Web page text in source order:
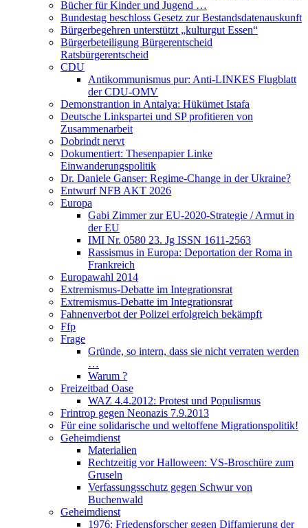
Bücher für Kinder und Jugend …
Bundestag beschloss Gesetz zur Bestandsdatenauskunft
Bürgerbegehren unterstützt „kulturgut Essen“
Bürgerbeteiligung Bürgerentscheid
Ratsbürgerentscheid
CDU
Antikommunismus pur: Anti-LINKES Flugblatt
der CDU-OMV
Demonstrantion in Antalya: Hükümet Istafa
Deutsche Linkspartei und SP profitieren von
Zusammenarbeit
Dobrindt nervt
Dokumentiert: Thesenpapier Linke
Einwanderungspolitik
Dr. Daniele Ganser: Regime-Change in der Ukraine?
Entwurf NFB AKT 2026
Europa
Gabi Zimmer zur EU-2020-Strategie / Armut in
der EU
IMI Nr. 0580 23. Jg ISSN 1611-2563
Rassismus in Europa: Deportation der Roma in
Frankreich
Europawahl 2014
Extremismus-Debatte im Integrationsrat
Extremismus-Debatte im Integrationsrat
Fahnenverbot der Polizei erfolgreich bekämpft
Ffp
Frage
Gründe, so intern, dass sie nicht verraten werden
…
Warum ?
Freizeitbad Oase
WAZ 4.4.2012: Protest und Populismus
Frintrop gegen Neonazis 7.9.2013
Für eine solidarische und weltoffene Migrationspolitik!
Geheimdienst
Materialien
Rechtzeitig vor Halloween: VS-Broschüre zum
Gruseln
Verfassungsschutz gegen Schwur von
Buchenwald
Geheimdienst
1976: Friedensforscher gegen Diffamierung der